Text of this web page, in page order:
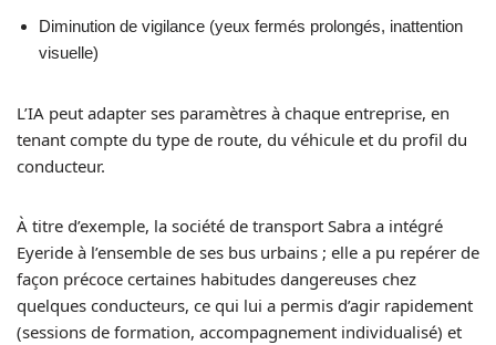
Diminution de vigilance (yeux fermés prolongés, inattention
visuelle)
L’IA peut adapter ses paramètres à chaque entreprise, en
tenant compte du type de route, du véhicule et du profil du
conducteur.
À titre d’exemple, la société de transport Sabra a intégré
Eyeride à l’ensemble de ses bus urbains ; elle a pu repérer de
façon précoce certaines habitudes dangereuses chez
quelques conducteurs, ce qui lui a permis d’agir rapidement
(sessions de formation, accompagnement individualisé) et